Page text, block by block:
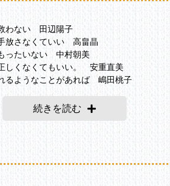
わない 田辺陽子
放さなくていい 高畠晶
ったいない 中村朝美
しくなくてもいい。 安重直美
るようなことがあれば 嶋田桃子
があったらいい 鈴木まど佳
ティと二つの夢と 板橋いこ
る言葉」を。 松田美幸
続きを読む